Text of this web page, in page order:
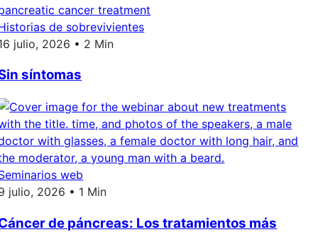
de sobrevivientes
julio, 2026 • 2 Min
síntomas
web
julio, 2026 • 1 Min
de páncreas: Los tratamientos más